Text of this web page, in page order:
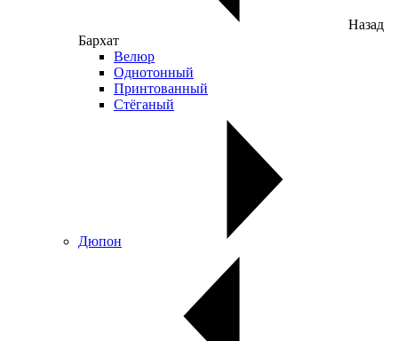
Назад
Бархат
Велюр
Однотонный
Принтованный
Стёганый
Дюпон